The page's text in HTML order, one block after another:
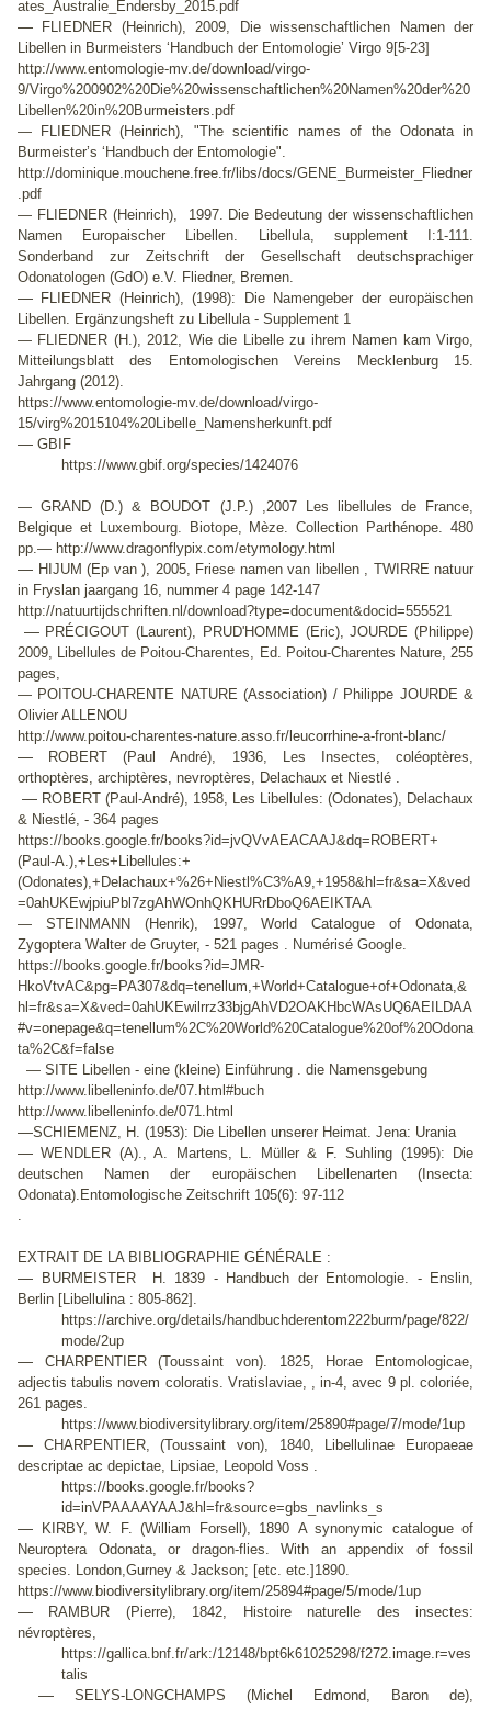
ates_Australie_Endersby_2015.pdf
—
FLIEDNER (Heinrich), 2009, Die wissenschaftlichen Namen der
Libellen in Burmeisters ‘Handbuch der Entomologie’ Virgo 9[5-23]
http://www.entomologie-mv.de/download/virgo-
9/Virgo%200902%20Die%20wissenschaftlichen%20Namen%20der%20
Libellen%20in%20Burmeisters.pdf
— FLIEDNER (Heinrich), "The scientific names of the Odonata in
Burmeister’s ‘Handbuch der Entomologie".
http://dominique.mouchene.free.fr/libs/docs/GENE_Burmeister_Fliedner
.pdf
— FLIEDNER (Heinrich), 1997. Die Bedeutung der wissenschaftlichen
Namen Europaischer Libellen. Libellula, supplement I:1-111.
Sonderband zur Zeitschrift der Gesellschaft deutschsprachiger
Odonatologen (GdO) e.V. Fliedner, Bremen.
— FLIEDNER (Heinrich), (1998): Die Namengeber der europäischen
Libellen. Ergänzungsheft zu Libellula - Supplement 1
— FLIEDNER (H.), 2012, Wie die Libelle zu ihrem Namen kam Virgo,
Mitteilungsblatt des Entomologischen Vereins Mecklenburg 15.
Jahrgang (2012).
https://www.entomologie-mv.de/download/virgo-
15/virg%2015104%20Libelle_Namensherkunft.pdf
— GBIF
https://www.gbif.org/species/1424076
— GRAND (D.) & BOUDOT (J.P.) ,2007Les libellules de France,
Belgique et Luxembourg. Biotope, Mèze. Collection Parthénope. 480
pp.— http://www.dragonflypix.com/etymology.html
— HIJUM (Ep van ), 2005, Friese namen van libellen , TWIRRE natuur
in Fryslan jaargang 16, nummer 4 page 142-147
http://natuurtijdschriften.nl/download?type=document&docid=555521
— PRÉCIGOUT (Laurent), PRUD'HOMME (Eric), JOURDE (Philippe)
2009, Libellules de Poitou-Charentes, Ed. Poitou-Charentes Nature, 255
pages,
— POITOU-CHARENTE NATURE (Association) / Philippe JOURDE &
Olivier ALLENOU
http://www.poitou-charentes-nature.asso.fr/leucorrhine-a-front-blanc/
— ROBERT (Paul André), 1936,
Les Insectes, coléoptères,
orthoptères, archiptères, nevroptères, Delachaux et Niestlé .
— ROBERT (Paul-André), 1958, Les Libellules: (Odonates), Delachaux
& Niestlé, - 364 pages
https://books.google.fr/books?id=jvQVvAEACAAJ&dq=ROBERT+
(Paul-A.),+Les+Libellules:+
(Odonates),+Delachaux+%26+Niestl%C3%A9,+1958&hl=fr&sa=X&ved
=0ahUKEwjpiuPbl7zgAhWOnhQKHURrDboQ6AEIKTAA
— STEINMANN (Henrik), 1997, World Catalogue of Odonata,
Zygoptera Walter de Gruyter, - 521 pages . Numérisé Google.
https://books.google.fr/books?id=JMR-
HkoVtvAC&pg=PA307&dq=tenellum,+World+Catalogue+of+Odonata,&
hl=fr&sa=X&ved=0ahUKEwilrrz33bjgAhVD2OAKHbcWAsUQ6AEILDAA
#v=onepage&q=tenellum%2C%20World%20Catalogue%20of%20Odona
ta%2C&f=false
— SITE Libellen - eine (kleine) Einführung . die Namensgebung
http://www.libelleninfo.de/07.html#buch
http://www.libelleninfo.de/071.html
—SCHIEMENZ, H. (1953): Die Libellen unserer Heimat. Jena: Urania
—WENDLER (A)., A. Martens, L. Müller & F. Suhling (1995): Die
deutschen Namen der europäischen Libellenarten (Insecta:
Odonata).Entomologische Zeitschrift 105(6): 97-112
.
EXTRAIT DE LA BIBLIOGRAPHIE GÉNÉRALE :
—
BURMEISTER H. 1839 - Handbuch der Entomologie. - Enslin,
Berlin [Libellulina : 805-862].
https://archive.org/details/handbuchderentom222burm/page/822/
mode/2up
— CHARPENTIER (Toussaint von). 1825, Horae Entomologicae,
adjectis tabulis novem coloratis. Vratislaviae, , in-4, avec 9 pl. coloriée,
261 pages.
https://www.biodiversitylibrary.org/item/25890#page/7/mode/1up
— CHARPENTIER, (Toussaint von), 1840, Libellulinae Europaeae
descriptae ac depictae, Lipsiae, Leopold Voss .
https://books.google.fr/books?
id=inVPAAAAYAAJ&hl=fr&source=gbs_navlinks_s
—
KIRBY, W. F. (William Forsell), 1890 A synonymic catalogue of
Neuroptera Odonata, or dragon-flies. With an appendix of fossil
species. London,Gurney & Jackson; [etc. etc.]1890.
https://www.biodiversitylibrary.org/item/25894#page/5/mode/1up
—
RAMBUR (Pierre), 1842, Histoire naturelle des insectes:
névroptères,
https://gallica.bnf.fr/ark:/12148/bpt6k61025298/f272.image.r=ves
talis
— SELYS-LONGCHAMPS (Michel Edmond, Baron de),